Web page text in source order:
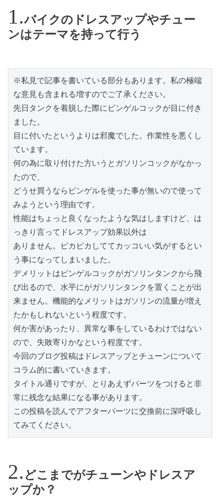
バイクのドレスアップやチュー
ンはテーマを持って行う
※私見で記事を書いている部分もあります。私の極端
な意見も含まれる増すのでご了承ください。
先日タンクを着脱した際にピンゲルコックが目に付き
ました。
目に付いたというよりは邪魔でした。作業性を悪くし
ています。
何の為に取り付けた方いうとガソリンコックがなかっ
たので、
どうせ買うならピンゲルを使った事が無いので使って
みようという理由です。
性能はちょっと良くなったような気はしますけど、は
っきり言ってドレスアップ効果以外は
ありません。ピカピカしててカッコいい気がするとい
う事になってしまいました。
デメリットはピンゲルコックがガソリンタンクから飛
び出るので、水平にがガソリンタンクを置くことが出
来ません。機能的なメリットはガソリンの流量が増え
たかもしれないという程度です。
何か害があったり、異常な事をしているわけではない
ので、失敗寄りかなという程度です。
今回のブログ投稿はドレスアップとチューンについて
コラム的に書いていきます。
タイトル通りですが、とりあえずパーツをつけると非
常に残念な結果になる事があります。
この投稿を読んでアフターパーツに交換前に深呼吸し
てみてください。
どこまでがチューンやドレスア
ップか？